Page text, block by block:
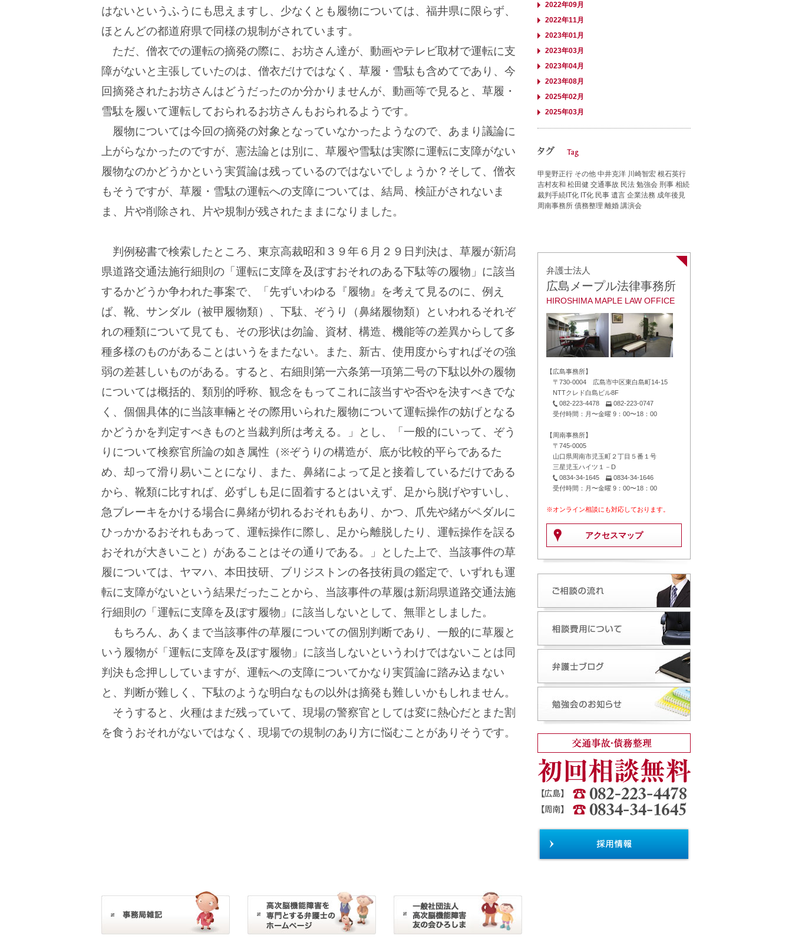
はないというふうにも思えますし、少なくとも履物については、福井県に限らず、
ほとんどの都道府県で同様の規制がされています。
ただ、僧衣での運転の摘発の際に、お坊さん達が、動画やテレビ取材で運転に支
障がないと主張していたのは、僧衣だけではなく、草履・雪駄も含めてであり、今
回摘発されたお坊さんはどうだったのか分かりませんが、動画等で見ると、草履・
雪駄を履いて運転しておられるお坊さんもおられるようです。
履物については今回の摘発の対象となっていなかったようなので、あまり議論に
上がらなかったのですが、憲法論とは別に、草履や雪駄は実際に運転に支障がない
履物なのかどうかという実質論は残っているのではないでしょうか？そして、僧衣
もそうですが、草履・雪駄の運転への支障については、結局、検証がされないま
ま、片や削除され、片や規制が残されたままになりました。
判例秘書で検索したところ、東京高裁昭和３９年６月２９日判決は、草履が新潟
県道路交通法施行細則の「運転に支障を及ぼすおそれのある下駄等の履物」に該当
するかどうか争われた事案で、「先ずいわゆる『履物』を考えて見るのに、例え
ば、靴、サンダル（被甲履物類）、下駄、ぞうり（鼻緒履物類）といわれるそれぞ
れの種類について見ても、その形状は勿論、資材、構造、機能等の差異からして多
種多様のものがあることはいうをまたない。また、新古、使用度からすればその強
弱の差甚しいものがある。すると、右細則第一六条第一項第二号の下駄以外の履物
については概括的、類別的呼称、観念をもってこれに該当すや否やを決すべきでな
く、個個具体的に当該車輛とその際用いられた履物について運転操作の妨げとなる
かどうかを判定すべきものと当裁判所は考える。」とし、「一般的にいって、ぞう
りについて検察官所論の如き属性（※ぞうりの構造が、底が比較的平らであるた
め、却って滑り易いことになり、また、鼻緒によって足と接着しているだけである
から、靴類に比すれば、必ずしも足に固着するとはいえず、足から脱げやすいし、
急ブレーキをかける場合に鼻緒が切れるおそれもあり、かつ、爪先や緒がペダルに
ひっかかるおそれもあって、運転操作に際し、足から離脱したり、運転操作を誤る
おそれが大きいこと）があることはその通りである。」とした上で、当該事件の草
履については、ヤマハ、本田技研、ブリジストンの各技術員の鑑定で、いずれも運
転に支障がないという結果だったことから、当該事件の草履は新潟県道路交通法施
行細則の「運転に支障を及ぼす履物」に該当しないとして、無罪としました。
もちろん、あくまで当該事件の草履についての個別判断であり、一般的に草履と
いう履物が「運転に支障を及ぼす履物」に該当しないというわけではないことは同
判決も念押ししていますが、運転への支障についてかなり実質論に踏み込まない
と、判断が難しく、下駄のような明白なもの以外は摘発も難しいかもしれません。
そうすると、火種はまだ残っていて、現場の警察官としては変に熱心だとまた割
を食うおそれがないではなく、現場での規制のあり方に悩むことがありそうです。
2022年09月
2022年11月
2023年01月
2023年03月
2023年04月
2023年08月
2025年02月
2025年03月
甲斐野正行 その他 中井克洋 川崎智宏 根石英行
吉村友和 松田健 交通事故 民法 勉強会 刑事 相続
裁判手続IT化 IT化 民事 遺言 企業法務 成年後見
周南事務所 債務整理 離婚 講演会
弁護士法人
広島メープル法律事務所
HIROSHIMA MAPLE LAW OFFICE
【広島事務所】
〒730-0004 広島市中区東白島町14-15
NTTクレド白島ビル8F
082-223-4478
082-223-0747
受付時間：月〜金曜 9：00〜18：00
【周南事務所】
〒745-0005
山口県周南市児玉町２丁目５番１号
三星児玉ハイツ１－D
0834-34-1645
0834-34-1646
受付時間：月〜金曜 9：00〜18：00
※オンライン相談にも対応しております。
アクセスマップ